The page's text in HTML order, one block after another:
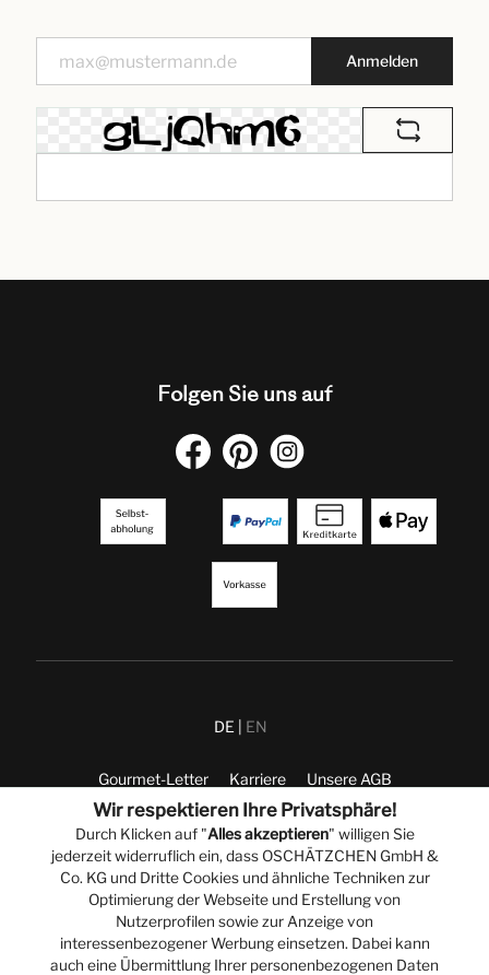
Anmelden
Folgen Sie uns auf
DE EN
Gourmet-Letter Karriere Unsere AGB
Widerrufsrecht Kontakt Presse
Datenschutz Impressum
© 2026 OSCHÄTZCHEN | vonG-O-H.netmit
Wir respektieren Ihre Privatsphäre!
Durch Klicken auf "Alles akzeptieren" willigen Sie
jederzeit widerruflich ein, dass OSCHÄTZCHEN GmbH &
Co. KG und Dritte Cookies und ähnliche Techniken zur
Optimierung der Webseite und Erstellung von
Nutzerprofilen sowie zur Anzeige von
interessenbezogener Werbung einsetzen. Dabei kann
auch eine Übermittlung Ihrer personenbezogenen Daten